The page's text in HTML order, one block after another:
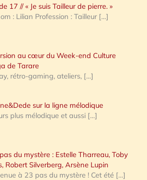
17 // « Je suis Tailleur de pierre. »
: Lilian Profession : Tailleur […]
au cœur du Week-end Culture
de Tarare
rétro-gaming, ateliers, […]
sur la ligne mélodique
plus mélodique et aussi […]
du mystère : Estelle Tharreau, Toby
Robert Silverberg, Arsène Lupin
à 23 pas du mystère ! Cet été […]